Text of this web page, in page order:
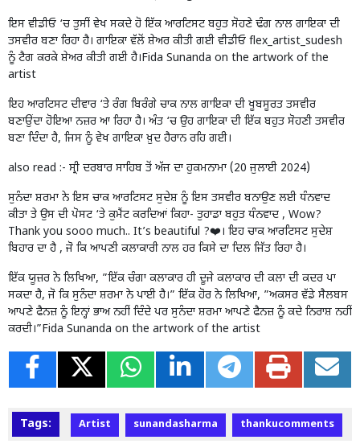
ਇਸ ਵੀਡੀਓ ‘ਚ ਤੁਸੀਂ ਵੇਖ ਸਕਦੇ ਹੋ ਇੱਕ ਆਰਟਿਸਟ ਬਹੁਤ ਸੋਹਣੇ ਢੰਗ ਨਾਲ ਗਾਇਕਾ ਦੀ
ਤਸਵੀਰ ਬਣਾ ਰਿਹਾ ਹੈ। ਗਾਇਕਾ ਵੱਲੋਂ ਸ਼ੇਅਰ ਕੀਤੀ ਗਈ ਵੀਡੀਓ flex_artist_sudesh
ਨੂੰ ਟੈਗ ਕਰਕੇ ਸ਼ੇਅਰ ਕੀਤੀ ਗਈ ਹੈ।Fida Sunanda on the artwork of the
artist
ਇਹ ਆਰਟਿਸਟ ਦੀਵਾਰ ‘ਤੇ ਰੰਗ ਬਿਰੰਗੇ ਚਾਕ ਨਾਲ ਗਾਇਕਾ ਦੀ ਖੂਬਸੂਰਤ ਤਸਵੀਰ
ਬਣਾਉਂਦਾ ਹੋਇਆ ਨਜ਼ਰ ਆ ਰਿਹਾ ਹੈ। ਅੰਤ ‘ਚ ਉਹ ਗਾਇਕਾ ਦੀ ਇੱਕ ਬਹੁਤ ਸੋਹਣੀ ਤਸਵੀਰ
ਬਣਾ ਦਿੰਦਾ ਹੈ, ਜਿਸ ਨੂੰ ਵੇਖ ਗਾਇਕਾ ਖ਼ੁਦ ਹੈਰਾਨ ਰਹਿ ਗਈ।
also read :- ਸ੍ਰੀ ਦਰਬਾਰ ਸਾਹਿਬ ਤੋਂ ਅੱਜ ਦਾ ਹੁਕਮਨਾਮਾ (20 ਜੁਲਾਈ 2024)
ਸੁਨੰਦਾ ਸ਼ਰਮਾ ਨੇ ਇਸ ਚਾਕ ਆਰਟਿਸਟ ਸੁਦੇਸ਼ ਨੂੰ ਇਸ ਤਸਵੀਰ ਬਨਾਉਣ ਲਈ ਧੰਨਵਾਦ
ਕੀਤਾ ਤੇ ਉਸ ਦੀ ਪੋਸਟ ‘ਤੇ ਕੁਮੈਂਟ ਕਰਦਿਆਂ ਕਿਹਾ- ਤੁਹਾਡਾ ਬਹੁਤ ਧੰਨਵਾਦ , Wow?
Thank you sooo much.. It’s beautiful ?❤️। ਇਹ ਚਾਕ ਆਰਟਿਸਟ ਸੁਦੇਸ਼
ਬਿਹਾਰ ਦਾ ਹੈ , ਜੋ ਕਿ ਆਪਣੀ ਕਲਾਕਾਰੀ ਨਾਲ ਹਰ ਕਿਸੇ ਦਾ ਦਿਲ ਜਿੱਤ ਰਿਹਾ ਹੈ।
ਇੱਕ ਯੂਜ਼ਰ ਨੇ ਲਿਖਿਆ, ”ਇੱਕ ਚੰਗਾ ਕਲਾਕਾਰ ਹੀ ਦੂਜੇ ਕਲਾਕਾਰ ਦੀ ਕਲਾ ਦੀ ਕਦਰ ਪਾ
ਸਕਦਾ ਹੈ, ਜੋ ਕਿ ਸੁਨੰਦਾ ਸ਼ਰਮਾ ਨੇ ਪਾਈ ਹੈ।” ਇੱਕ ਹੋਰ ਨੇ ਲਿਖਿਆ, ”ਅਕਸਰ ਵੱਡੇ ਸੈਲਬਸ
ਆਪਣੇ ਫੈਨਜ਼ ਨੂੰ ਇਨ੍ਹਾਂ ਭਾਅ ਨਹੀਂ ਦਿੰਦੇ ਪਰ ਸੁਨੰਦਾ ਸ਼ਰਮਾ ਆਪਣੇ ਫੈਨਜ਼ ਨੂੰ ਕਦੇ ਨਿਰਾਸ਼ ਨਹੀਂ
ਕਰਦੀ।”Fida Sunanda on the artwork of the artist
Tags: Artist sunandasharma thankucomments